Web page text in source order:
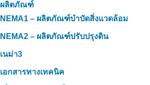
ผลิตภัณฑ์
NEMA1 – ผลิตภัณฑ์บำบัดสิ่งแวดล้อม
NEMA2 – ผลิตภัณฑ์ปรับปรุงดิน
เนม่า3
เอกสารทางเทคนิค